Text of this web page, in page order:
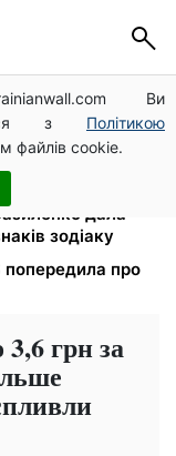
Ви
з Політикою
файлів cookie.
у 9 областях:
від 2595
дала
зодіаку
попередила про
3,6 грн за